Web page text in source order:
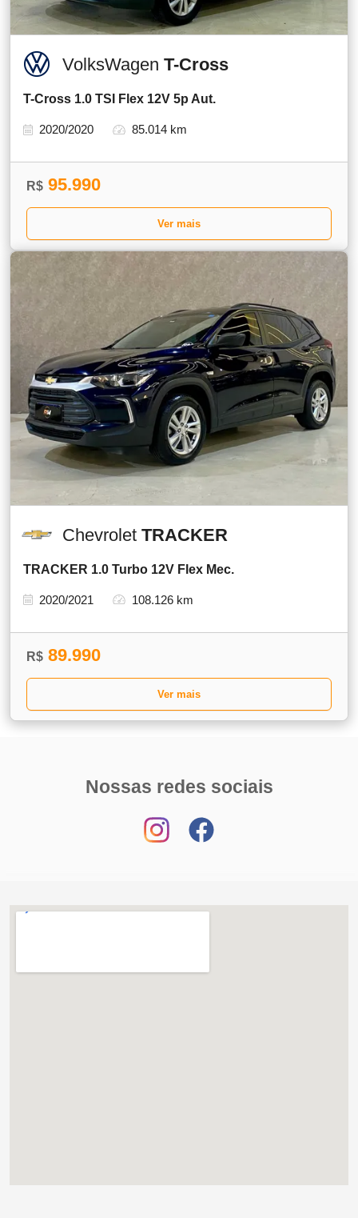
VolksWagen T-Cross
T-Cross 1.0 TSI Flex 12V 5p Aut.
2020/2020 85.014 km
R$ 95.990
Ver mais
Chevrolet TRACKER
TRACKER 1.0 Turbo 12V Flex Mec.
2020/2021 108.126 km
R$ 89.990
Ver mais
Nossas redes sociais